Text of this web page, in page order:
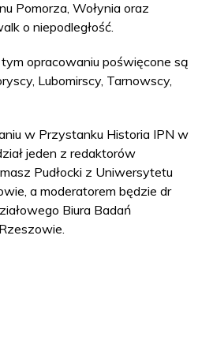
Pomorza, Wołynia oraz
o niepodległość.
opracowaniu poświęcone są
Lubomirscy, Tarnowscy,
w Przystanku Historia IPN w
jeden z redaktorów
Pudłocki z Uniwersytetu
a moderatorem będzie dr
Biura Badań